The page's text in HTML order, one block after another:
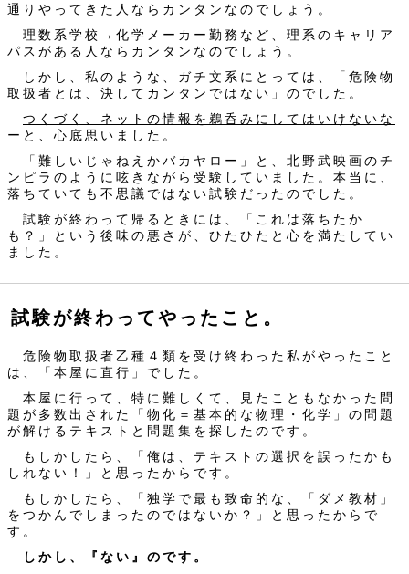
通りやってきた人ならカンタンなのでしょう。
理数系学校→化学メーカー勤務など、理系のキャリア
パスがある人ならカンタンなのでしょう。
しかし、私のような、ガチ文系にとっては、「危険物
取扱者とは、決してカンタンではない」のでした。
つくづく、ネットの情報を鵜呑みにしてはいけないな
ーと、心底思いました。
「難しいじゃねえかバカヤロー」と、北野武映画のチ
ンピラのように呟きながら受験していました。本当に、
落ちていても不思議ではない試験だったのでした。
試験が終わって帰るときには、「これは落ちたか
も？」という後味の悪さが、ひたひたと心を満たしてい
ました。
試験が終わってやったこと。
危険物取扱者乙種４類を受け終わった私がやったこと
は、「本屋に直行」でした。
本屋に行って、特に難しくて、見たこともなかった問
題が多数出された「物化＝基本的な物理・化学」の問題
が解けるテキストと問題集を探したのです。
もしかしたら、「俺は、テキストの選択を誤ったかも
しれない！」と思ったからです。
もしかしたら、「独学で最も致命的な、「ダメ教材」
をつかんでしまったのではないか？」と思ったからで
す。
しかし、『ない』のです。